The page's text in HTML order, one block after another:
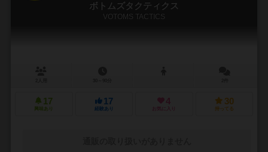
ボトムズタクティクス
VOTOMS TACTICS
17
興味あり
17
経験あり
4
お気に入り
30
持ってる